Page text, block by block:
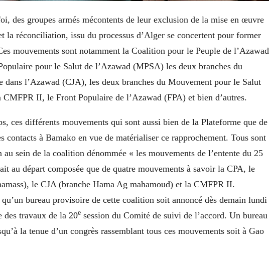
des groupes armés mécontents de leur exclusion de la mise en œuvre
la réconciliation, issu du processus d’Alger se concertent pour former
mouvements sont notamment la Coalition pour le Peuple de l’Azawad
pour le Salut de l’Azawad (MPSA) les deux branches du
dans l’Azawad (CJA), les deux branches du Mouvement pour le Salut
II, le Front Populaire de l’Azawad (FPA) et bien d’autres.
ces différents mouvements qui sont aussi bien de la Plateforme que de
à Bamako en vue de matérialiser ce rapprochement. Tous sont
au sein de la coalition dénommée « les mouvements de l’entente du 25
au départ composée que de quatre mouvements à savoir la CPA, le
le CJA (branche Hama Ag mahamoud) et la CMFPR II.
bureau provisoire de cette coalition soit annoncé dès demain lundi
des travaux de la 20e session du Comité de suivi de l’accord. Un bureau
la tenue d’un congrès rassemblant tous ces mouvements soit à Gao